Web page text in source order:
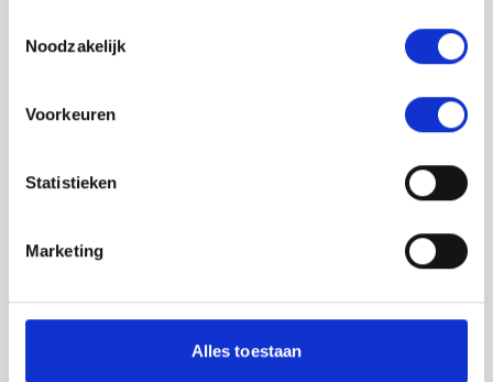
Noodzakelijk
Voorkeuren
Statistieken
Marketing
Alles toestaan
Jouw feedback wordt verwerkt door de
adviseurs van het team richtlijnen NCJ. Als zij
feedback meegenomen wordt met de
Ik ga akkoord dat mijn gegevens
worden gedeeld met de